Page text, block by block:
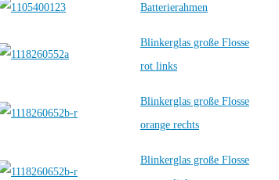
Batterierahmen
Blinkerglas große Flosse
rot links
Blinkerglas große Flosse
orange rechts
Blinkerglas große Flosse